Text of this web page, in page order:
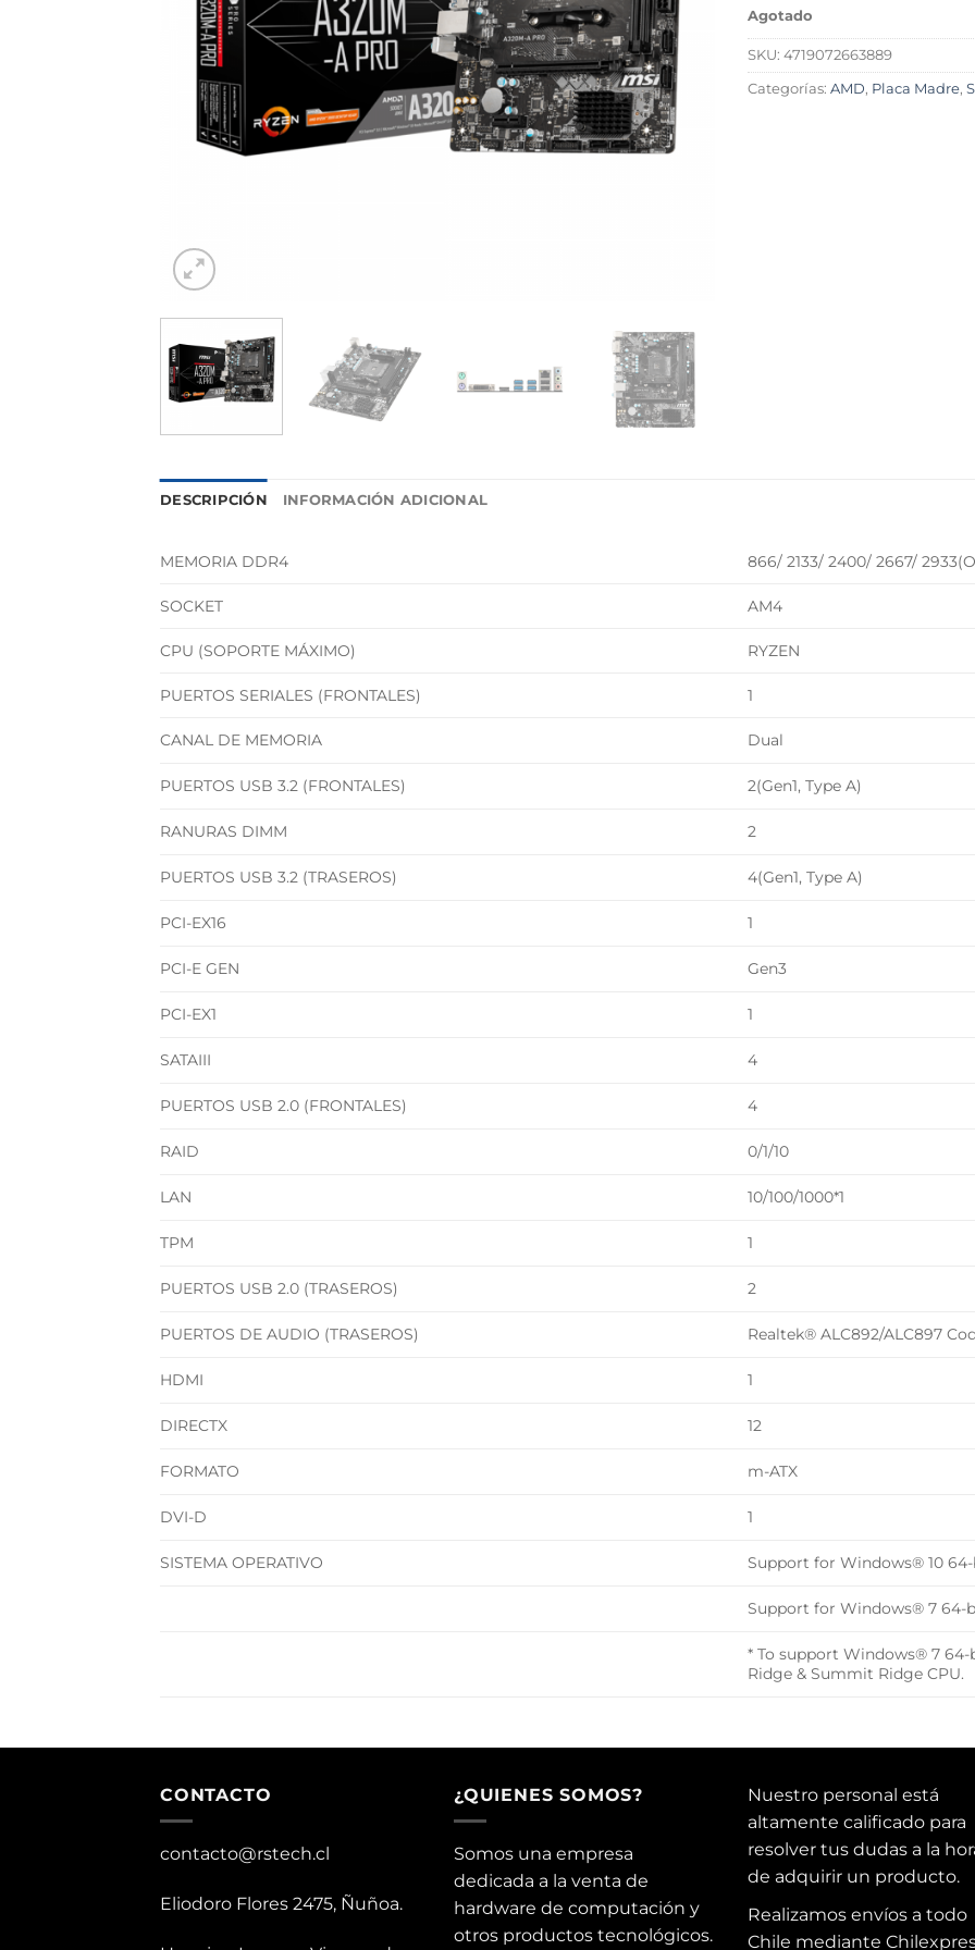
Agotado
SKU: 4719072663889
Categorías: AMD, Placa Madre,
DESCRIPCIÓN INFORMACIÓN ADICIONAL
MEMORIA DDR4 866/ 2133/ 2400/ 2667/
SOCKET AM4
CPU (SOPORTE MÁXIMO) RYZEN
PUERTOS SERIALES (FRONTALES) 1
CANAL DE MEMORIA Dual
PUERTOS USB 3.2 (FRONTALES) 2(Gen1, Type A)
RANURAS DIMM 2
PUERTOS USB 3.2 (TRASEROS) 4(Gen1, Type A)
PCI-EX16 1
PCI-E GEN Gen3
PCI-EX1 1
SATAIII 4
PUERTOS USB 2.0 (FRONTALES) 4
RAID 0/1/10
LAN 10/100/1000*1
TPM 1
PUERTOS USB 2.0 (TRASEROS) 2
PUERTOS DE AUDIO (TRASEROS) Realtek® ALC892/ALC897
HDMI 1
DIRECTX 12
FORMATO m-ATX
DVI-D 1
SISTEMA OPERATIVO Support for Windows® 10
Support for Windows® 7 64-
* To support Windows® 7
Ridge & Summit Ridge CPU.
CONTACTO
contacto@rstech.cl
Eliodoro Flores 2475, Ñuñoa.
¿QUIENES SOMOS?
Somos una empresa
dedicada a la venta de
hardware de computación y
otros productos tecnológicos.
Nuestro personal está
altamente calificado para
resolver tus dudas a la
de adquirir un producto.
Realizamos envíos a todo
Chile mediante